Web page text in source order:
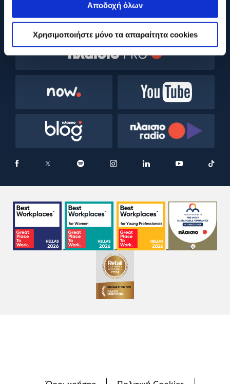
Αποδοχή όλων
Χρησιμοποιήστε μόνο τα απαραίτητα cookies
ΕΞΥΠΗΡΕΤΗΣΗ ΠΕΛΑΤΩΝ